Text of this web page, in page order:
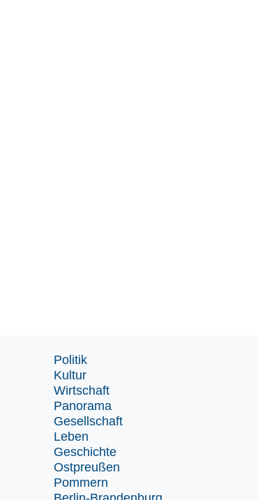
Politik
Kultur
Wirtschaft
Panorama
Gesellschaft
Leben
Geschichte
Ostpreußen
Pommern